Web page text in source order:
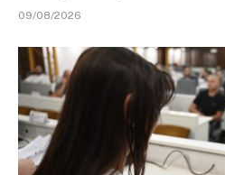
09/08/2026